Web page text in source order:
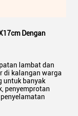
Dengan
lambat dan
di kalangan warga
untuk banyak
penyemprotan